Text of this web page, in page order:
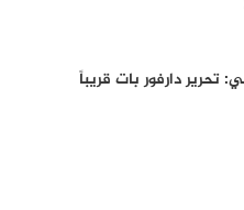
تحرير دارفور بات قريباً